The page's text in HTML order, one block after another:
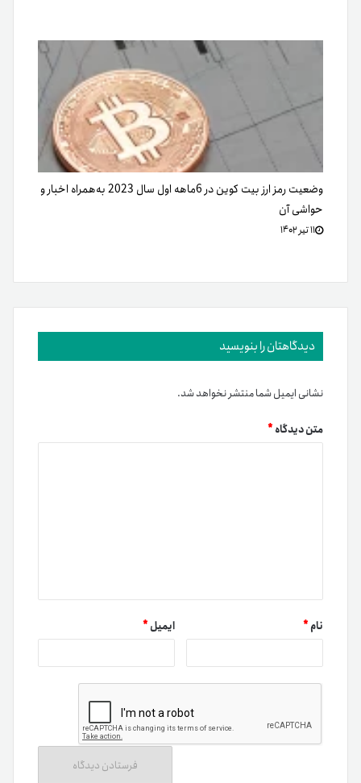
وضعیت رمز ارز بیت کوین در 6ماهه اول سال 2023 به‌همراه اخبار و
حواشی آن
۱۱ تیر ۱۴۰۲
دیدگاهتان را بنویسید
نشانی ایمیل شما منتشر نخواهد شد.
متن دیدگاه*
نام* ایمیل*